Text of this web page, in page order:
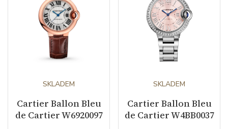
Záruční doba
nepodnikatelé (měsíců)
Modelová řada Ballon de Cartier
SKLADEM
Cartier Ballon Bleu
de Cartier W6920097
SKLADEM
Cartier Ballon Bleu
de Cartier W4BB0037